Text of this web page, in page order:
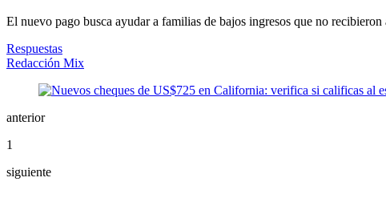
El nuevo pago busca ayudar a familias de bajos ingresos que no recibieron
Respuestas
Redacción Mix
anterior
1
siguiente